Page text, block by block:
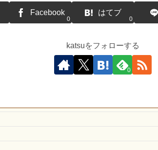
Facebook
0
はてブ
0
katsuをフォローする
0